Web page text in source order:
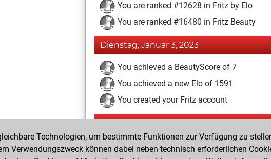
You are ranked #12628 in Fritz by Elo
You are ranked #16480 in Fritz Beauty
Dienstag, Januar 3, 2023
You achieved a BeautyScore of 7
You achieved a new Elo of 1591
You created your Fritz account
Samstag, Dezember 4, 2021
You played 1 bullet games
Technologien, um bestimmte Funktionen zur Verfügung zu
Verwendungszweck können dabei neben technisch erforderlichen